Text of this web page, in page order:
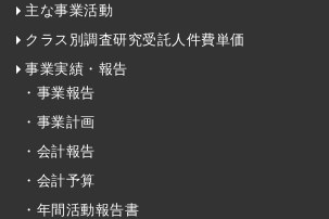
主な事業活動
クラス別調査研究受託人件費単価
事業実績・報告
・事業報告
・事業計画
・会計報告
・会計予算
・年間活動報告書